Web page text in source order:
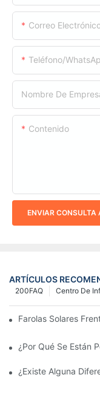
Correo
Teléfono/
Nombre De
Contenido
ENVIAR CONSULTA
ARTÍCULOS
Centro De
200FAQ
Farolas Solares
¿Por Qué Se Están
¿Existe Alguna